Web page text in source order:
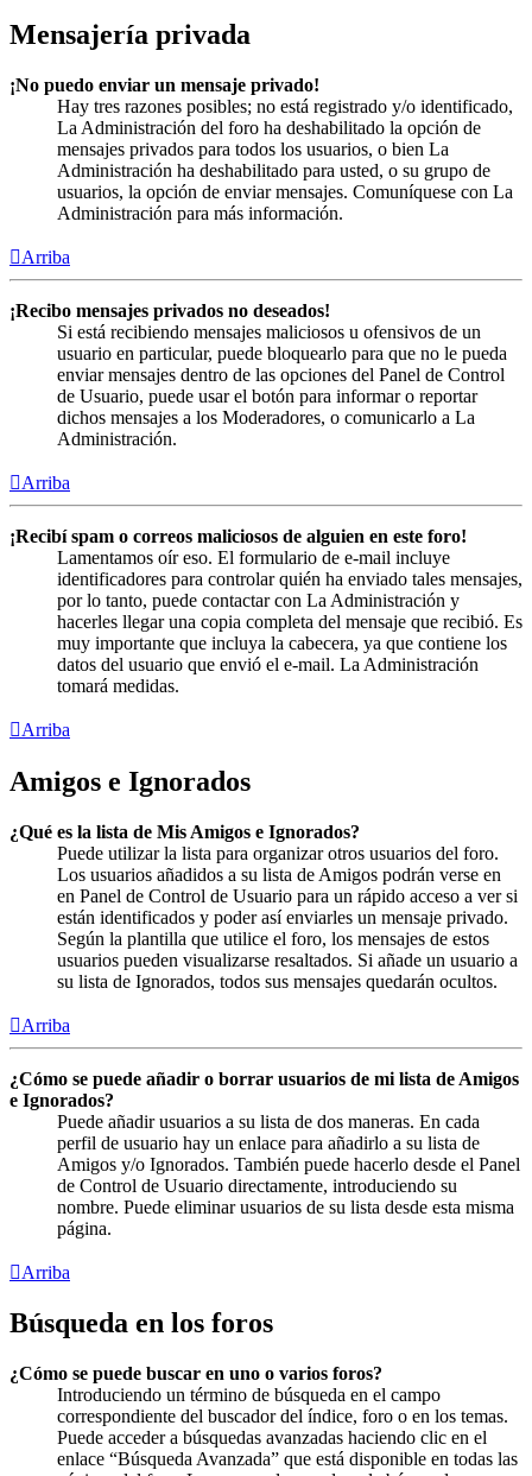
Mensajería privada
¡No puedo enviar un mensaje privado!
Hay tres razones posibles; no está registrado y/o identificado,
La Administración del foro ha deshabilitado la opción de
mensajes privados para todos los usuarios, o bien La
Administración ha deshabilitado para usted, o su grupo de
usuarios, la opción de enviar mensajes. Comuníquese con La
Administración para más información.
Arriba
¡Recibo mensajes privados no deseados!
Si está recibiendo mensajes maliciosos u ofensivos de un
usuario en particular, puede bloquearlo para que no le pueda
enviar mensajes dentro de las opciones del Panel de Control
de Usuario, puede usar el botón para informar o reportar
dichos mensajes a los Moderadores, o comunicarlo a La
Administración.
Arriba
¡Recibí spam o correos maliciosos de alguien en este foro!
Lamentamos oír eso. El formulario de e-mail incluye
identificadores para controlar quién ha enviado tales mensajes,
por lo tanto, puede contactar con La Administración y
hacerles llegar una copia completa del mensaje que recibió. Es
muy importante que incluya la cabecera, ya que contiene los
datos del usuario que envió el e-mail. La Administración
tomará medidas.
Arriba
Amigos e Ignorados
¿Qué es la lista de Mis Amigos e Ignorados?
Puede utilizar la lista para organizar otros usuarios del foro.
Los usuarios añadidos a su lista de Amigos podrán verse en
en Panel de Control de Usuario para un rápido acceso a ver si
están identificados y poder así enviarles un mensaje privado.
Según la plantilla que utilice el foro, los mensajes de estos
usuarios pueden visualizarse resaltados. Si añade un usuario a
su lista de Ignorados, todos sus mensajes quedarán ocultos.
Arriba
¿Cómo se puede añadir o borrar usuarios de mi lista de Amigos
e Ignorados?
Puede añadir usuarios a su lista de dos maneras. En cada
perfil de usuario hay un enlace para añadirlo a su lista de
Amigos y/o Ignorados. También puede hacerlo desde el Panel
de Control de Usuario directamente, introduciendo su
nombre. Puede eliminar usuarios de su lista desde esta misma
página.
Arriba
Búsqueda en los foros
¿Cómo se puede buscar en uno o varios foros?
Introduciendo un término de búsqueda en el campo
correspondiente del buscador del índice, foro o en los temas.
Puede acceder a búsquedas avanzadas haciendo clic en el
enlace “Búsqueda Avanzada” que está disponible en todas las